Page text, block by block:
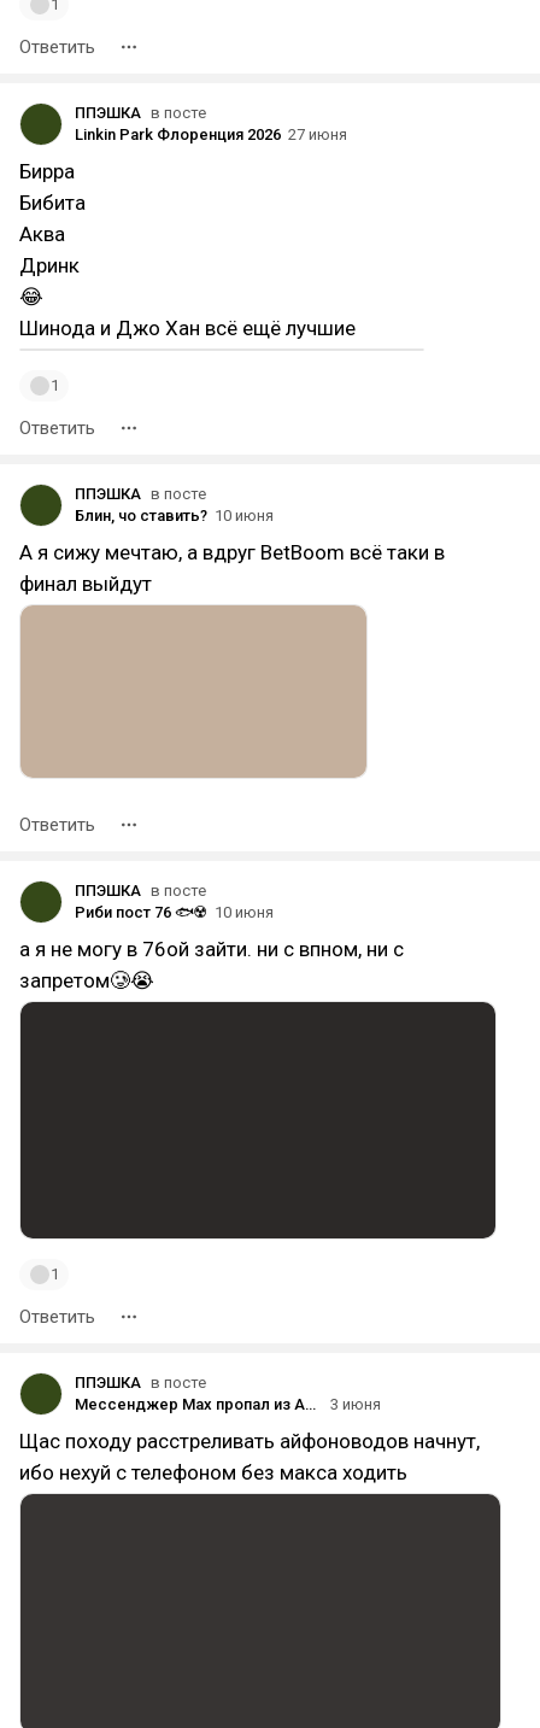
1
Ответить
ППЭШКА в посте
Linkin Park Флоренция 2026 27 июня
Бирра
Бибита
Аква
Дринк
😂
Шинода и Джо Хан всё ещё лучшие
1
Ответить
ППЭШКА в посте
Блин, чо ставить? 10 июня
А я сижу мечтаю, а вдруг BetBoom всё таки в
финал выйдут
Ответить
ППЭШКА в посте
Риби пост 76 🐟☢️ 10 июня
а я не могу в 76ой зайти. ни с впном, ни с
запретом🥲😭
1
Ответить
ППЭШКА в посте
Мессенджер Max пропал из App Store
3 июня
Щас походу расстреливать айфоноводов начнут,
ибо нехуй с телефоном без макса ходить